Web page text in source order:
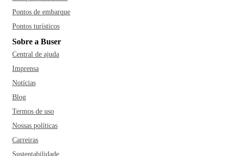
Pontos de embarque
Pontos turísticos
Sobre a Buser
Central de ajuda
Imprensa
Notícias
Blog
Termos de uso
Nossas políticas
Carreiras
Sustentabilidade